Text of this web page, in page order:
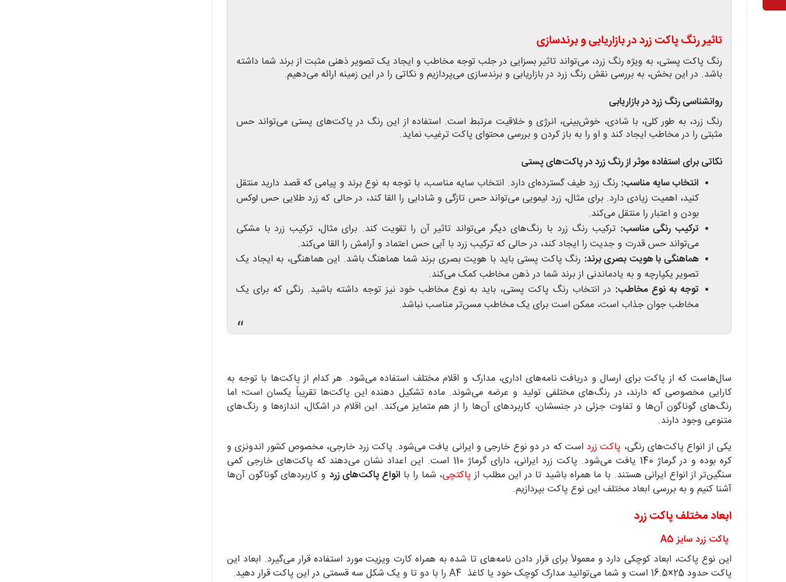
تاثیر رنگ پاکت زرد در بازاریابی و برندسازی
رنگ پاکت پستی، به ویژه رنگ زرد، می‌تواند تاثیر بسزایی در جلب توجه مخاطب و ایجاد یک تصویر ذهنی مثبت از برند شما داشته
باشد. در این بخش، به بررسی نقش رنگ زرد در بازاریابی و برندسازی می‌پردازیم و نکاتی را در این زمینه ارائه می‌دهیم.
روانشناسی رنگ زرد در بازاریابی
رنگ زرد، به طور کلی، با شادی، خوش‌بینی، انرژی و خلاقیت مرتبط است. استفاده از این رنگ در پاکت‌های پستی می‌تواند حس
مثبتی را در مخاطب ایجاد کند و او را به باز کردن و بررسی محتوای پاکت ترغیب نماید.
نکاتی برای استفاده موثر از رنگ زرد در پاکت‌های پستی
انتخاب سایه مناسب: رنگ زرد طیف گسترده‌ای دارد. انتخاب سایه مناسب، با توجه به نوع برند و پیامی که قصد دارید منتقل
کنید، اهمیت زیادی دارد. برای مثال، زرد لیمویی می‌تواند حس تازگی و شادابی را القا کند، در حالی که زرد طلایی حس لوکس
بودن و اعتبار را منتقل می‌کند.
ترکیب رنگی مناسب: ترکیب رنگ زرد با رنگ‌های دیگر می‌تواند تاثیر آن را تقویت کند. برای مثال، ترکیب زرد با مشکی
می‌تواند حس قدرت و جدیت را ایجاد کند، در حالی که ترکیب زرد با آبی حس اعتماد و آرامش را القا می‌کند.
هماهنگی با هویت بصری برند: رنگ پاکت پستی باید با هویت بصری برند شما هماهنگ باشد. این هماهنگی، به ایجاد یک
تصویر یکپارچه و به یادماندنی از برند شما در ذهن مخاطب کمک می‌کند.
توجه به نوع مخاطب: در انتخاب رنگ پاکت پستی، باید به نوع مخاطب خود نیز توجه داشته باشید. رنگی که برای یک
مخاطب جوان جذاب است، ممکن است برای یک مخاطب مسن‌تر مناسب نباشد.
“
سال‌هاست که از پاکت برای ارسال و دریافت نامه‌های اداری، مدارک و اقلام مختلف استفاده می‌شود. هر کدام از پاکت‌ها با توجه به
کارایی مخصوصی که دارند، در رنگ‌های مختلفی تولید و عرضه می‌شوند. ماده تشکیل دهنده این پاکت‌ها تقریباً یکسان است؛ اما
رنگ‌های گوناگون آن‌ها و تفاوت جزئی در جنسشان، کاربردهای آن‌ها را از هم متمایز می‌کند. این اقلام در اشکال، اندازه‌ها و رنگ‌های
متنوعی وجود دارند.
یکی از انواع پاکت‌های رنگی، پاکت زرداست که در دو نوع خارجی و ایرانی یافت می‌شود. پاکت زرد خارجی، مخصوص کشور اندونزی و
کره بوده و در گرماژ 140 یافت می‌شود. پاکت زرد ایرانی، دارای گرماژ 110 است. این اعداد نشان می‌دهند که پاکت‌های خارجی کمی
سنگین‌تر از انواع ایرانی هستند. با ما همراه باشید تا در این مطلب ازپاکتچی، شما را با انواع پاکت‌های زرد و کاربردهای گوناگون آن‌ها
آشنا کنیم و به بررسی ابعاد مختلف این نوع پاکت بپردازیم.
ابعاد مختلف پاکت زرد
پاکت زرد سایز A5
این نوع پاکت، ابعاد کوچکی دارد و معمولاً برای قرار دادن نامه‌های تا شده به همراه کارت ویزیت مورد استفاده قرار می‌گیرد. ابعاد این
پاکت حدود 25×16.5 است و شما می‌توانید مدارک کوچک خود یا کاغذ A4 را با دو تا و یک شکل سه قسمتی در این پاکت قرار دهید.